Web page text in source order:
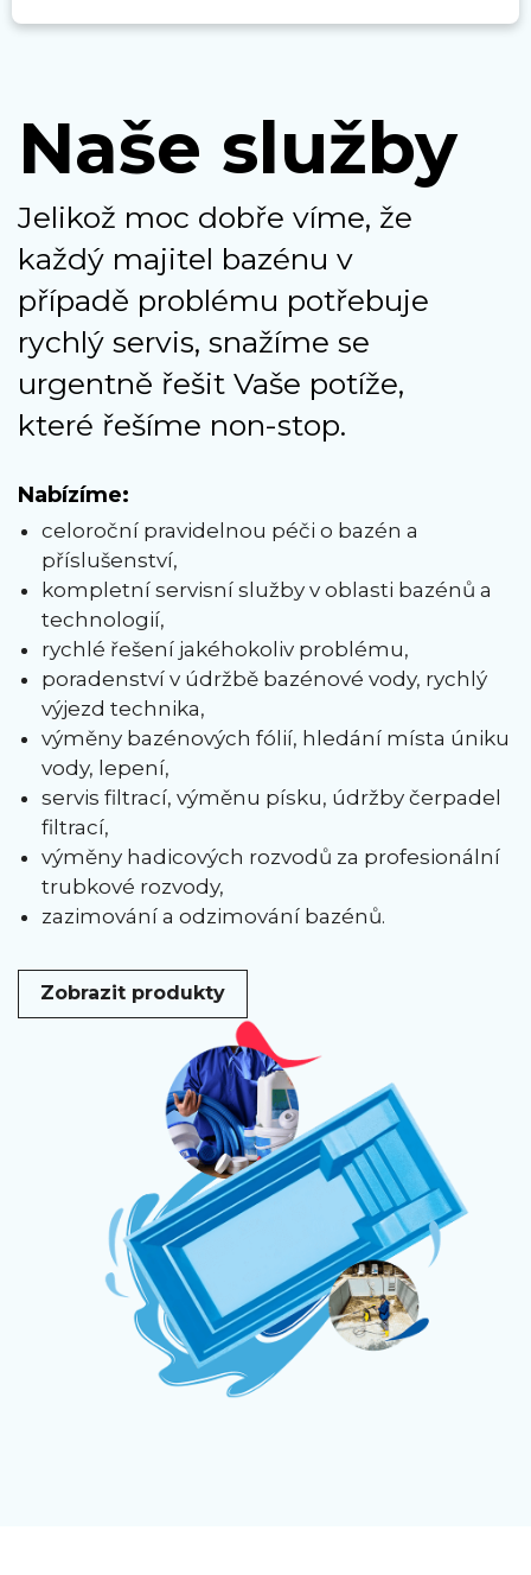
Naše služby
Jelikož moc dobře víme, že
každý majitel bazénu v
případě problému potřebuje
rychlý servis, snažíme se
urgentně řešit Vaše potíže,
které řešíme non-stop.
Nabízíme:
celoroční pravidelnou péči o bazén a
příslušenství,
kompletní servisní služby v oblasti bazénů a
technologií,
rychlé řešení jakéhokoliv problému,
poradenství v údržbě bazénové vody, rychlý
výjezd technika,
výměny bazénových fólií, hledání místa úniku
vody, lepení,
servis filtrací, výměnu písku, údržby čerpadel
filtrací,
výměny hadicových rozvodů za profesionální
trubkové rozvody,
zazimování a odzimování bazénů.
Zobrazit produkty